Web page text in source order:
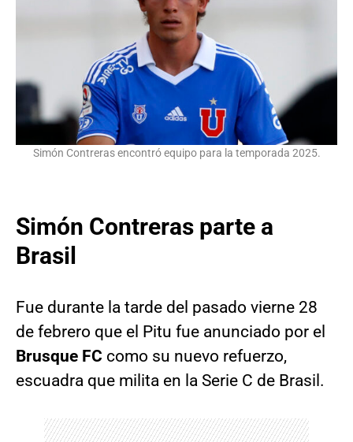
Simón Contreras encontró equipo para la temporada 2025.
Simón Contreras parte a
Brasil
Fue durante la tarde del pasado vierne 28
de febrero que el Pitu fue anunciado por el
Brusque FC como su nuevo refuerzo,
escuadra que milita en la Serie C de Brasil.